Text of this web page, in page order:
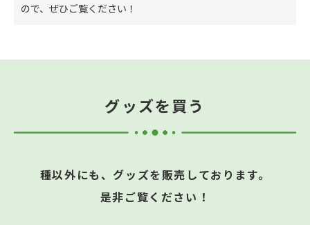
ので、ぜひご覧ください！
グッズを買う
種以外にも、グッズを販売しております。
是非ご覧ください！